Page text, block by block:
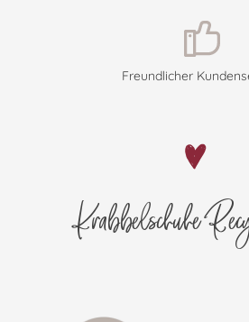
Freundlicher
Krabbelschuhe